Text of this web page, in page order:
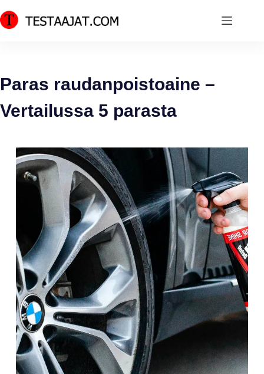
Skip
to
Paras raudanpoistoaine –
Vertailussa 5 parasta